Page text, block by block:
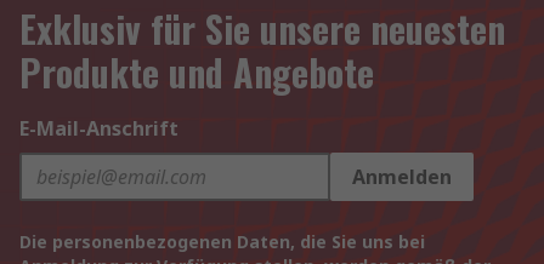
Exklusiv für Sie unsere neuesten
Produkte und Angebote
E-Mail-Anschrift
Anmelden
Die personenbezogenen Daten, die Sie uns bei